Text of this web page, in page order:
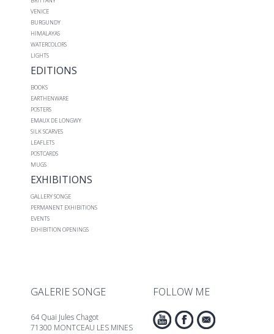
VENICE
BURGUNDY
HIMALAYAS
WATERCOLORS
LIGHTS
EDITIONS
BOOKS
EARTHENWARE
POSTERS
EMAUX DE LONGWY
SILK SCARVES
LEAFLETS
POSTCARDS
MUGS
EXHIBITIONS
GALLERY SONGE
PERMANENT EXHIBITIONS
EVENTS
EXHIBITION OPENINGS
GALERIE SONGE
64 Quai Jules Chagot
71300 MONTCEAU LES MINES
FOLLOW ME